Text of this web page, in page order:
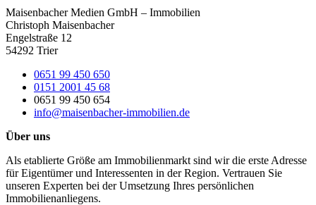
Maisenbacher Medien GmbH – Immobilien
Christoph Maisenbacher
Engelstraße 12
54292 Trier
0651 99 450 650
0151 2001 45 68
0651 99 450 654
info@maisenbacher-immobilien.de
Über uns
Als etablierte Größe am Immobilienmarkt sind wir die erste Adresse
für Eigentümer und Interessenten in der Region. Vertrauen Sie
unseren Experten bei der Umsetzung Ihres persönlichen
Immobilienanliegens.